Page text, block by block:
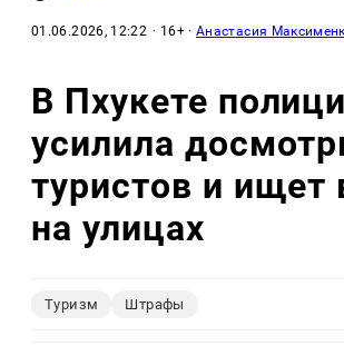
01.06.2026, 12:22 · 16+ ·Анастасия
В Пхукете
усилила
туристов и ищет
на улицах
Туризм Штрафы